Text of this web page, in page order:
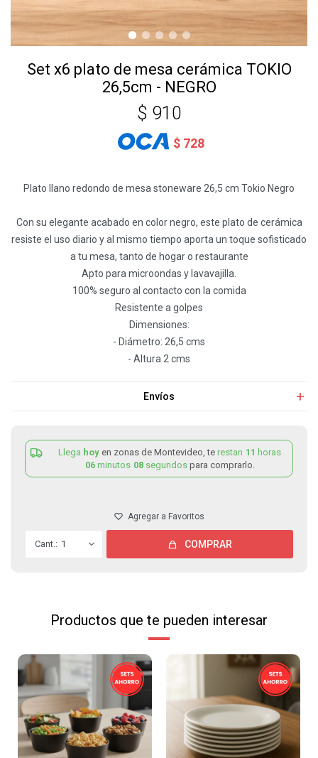
Set x6 plato de mesa cerámica TOKIO
26,5cm - NEGRO
$ 910
$ 728
Plato llano redondo de mesa stoneware 26,5 cm Tokio Negro
Con su elegante acabado en color negro, este plato de cerámica
resiste el uso diario y al mismo tiempo aporta un toque sofisticado
a tu mesa, tanto de hogar o restaurante
Apto para microondas y lavavajilla.
100% seguro al contacto con la comida
Resistente a golpes
Dimensiones:
- Diámetro: 26,5 cms
- Altura 2 cms
Envíos
Llega hoy en zonas de Montevideo, te restan 11 horas
06 minutos 08 segundos para comprarlo.
1 COMPRAR
Productos que te pueden interesar